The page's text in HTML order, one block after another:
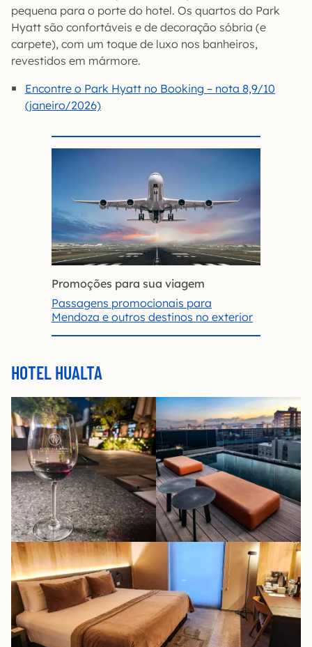
pequena para o porte do hotel. Os quartos do Park
Hyatt são confortáveis e de decoração sóbria (e
carpete), com um toque de luxo nos banheiros,
revestidos em mármore.
Encontre o Park Hyatt no Booking – nota 8,9/10
(janeiro/2026)
Promoções para sua viagem
Passagens promocionais para
Mendoza e outros destinos no exterior
HOTEL HUALTA